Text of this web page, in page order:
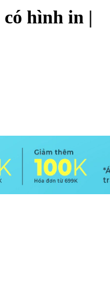
có hình in |